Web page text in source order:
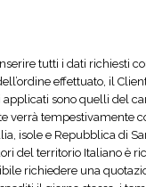
tutti i dati richiesti
effettuato, il
sono quelli del
verrà tempestivamente
isole e Repubblica di
del territorio Italiano è
richiedere una